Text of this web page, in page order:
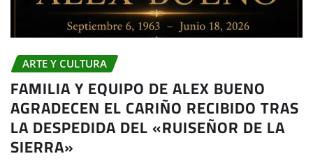
ARTE Y CULTURA
FAMILIA Y EQUIPO DE ALEX BUENO
AGRADECEN EL CARIÑO RECIBIDO TRAS
LA DESPEDIDA DEL «RUISEÑOR DE LA
SIERRA»